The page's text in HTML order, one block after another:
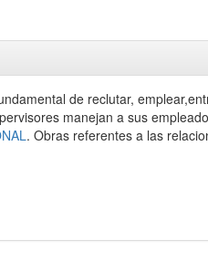
de reclutar,
manejan a sus
. Obras referentes a las